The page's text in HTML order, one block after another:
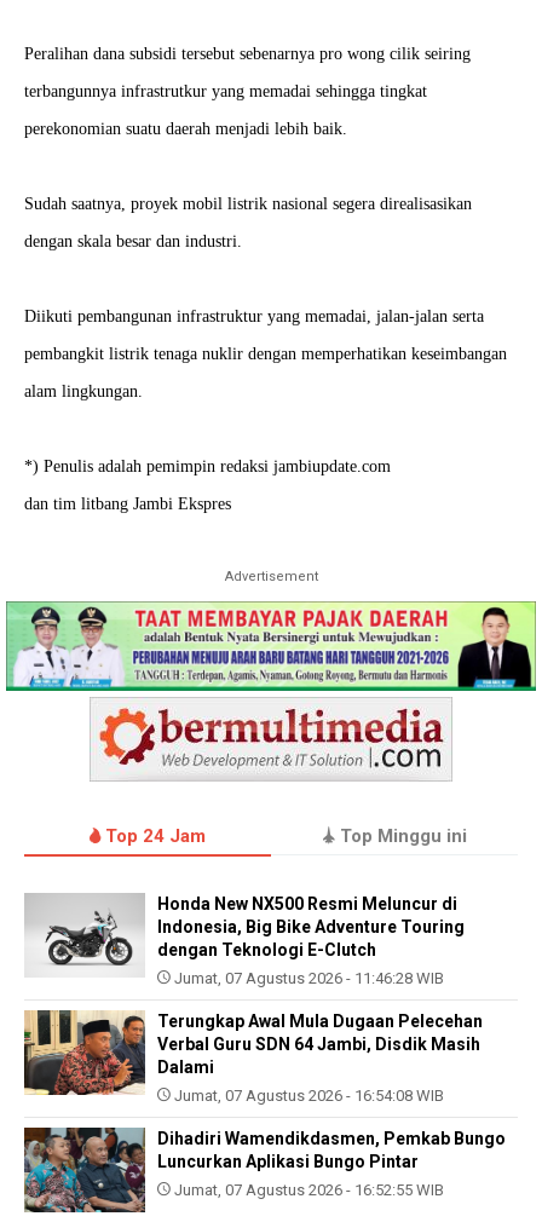
Peralihan dana subsidi tersebut sebenarnya pro wong cilik seiring
terbangunnya infrastrutkur yang memadai sehingga tingkat
perekonomian suatu daerah menjadi lebih baik.
Sudah saatnya, proyek mobil listrik nasional segera direalisasikan
dengan skala besar dan industri.
Diikuti pembangunan infrastruktur yang memadai, jalan-jalan serta
pembangkit listrik tenaga nuklir dengan memperhatikan keseimbangan
alam lingkungan.
*) Penulis adalah pemimpin redaksi jambiupdate.com
dan tim litbang Jambi Ekspres
Advertisement
Top 24 Jam Top Minggu ini
Honda New NX500 Resmi Meluncur di
Indonesia, Big Bike Adventure Touring
dengan Teknologi E-Clutch
Jumat, 07 Agustus 2026 - 11:46:28 WIB
Terungkap Awal Mula Dugaan Pelecehan
Verbal Guru SDN 64 Jambi, Disdik Masih
Dalami
Jumat, 07 Agustus 2026 - 16:54:08 WIB
Dihadiri Wamendikdasmen, Pemkab Bungo
Luncurkan Aplikasi Bungo Pintar
Jumat, 07 Agustus 2026 - 16:52:55 WIB